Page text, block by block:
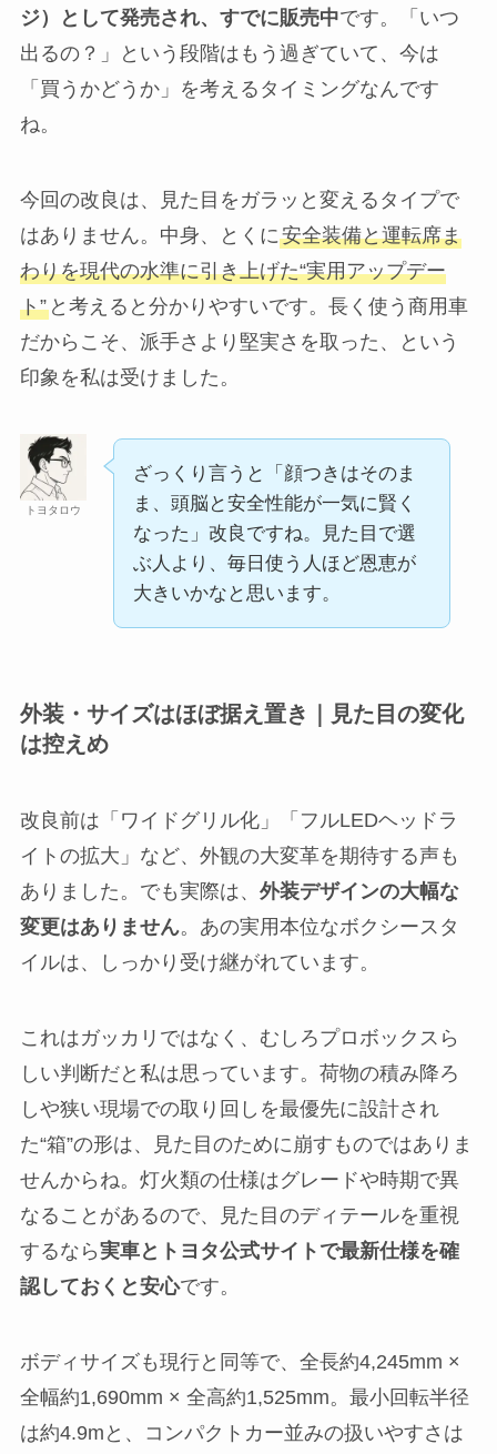
ジ）として発売され、すでに販売中です。「いつ
出るの？」という段階はもう過ぎていて、今は
「買うかどうか」を考えるタイミングなんです
ね。
今回の改良は、見た目をガラッと変えるタイプで
はありません。中身、とくに安全装備と運転席ま
わりを現代の水準に引き上げた“実用アップデー
ト”と考えると分かりやすいです。長く使う商用車
だからこそ、派手さより堅実さを取った、という
印象を私は受けました。
トヨタロウ
ざっくり言うと「顔つきはそのま
ま、頭脳と安全性能が一気に賢く
なった」改良ですね。見た目で選
ぶ人より、毎日使う人ほど恩恵が
大きいかなと思います。
外装・サイズはほぼ据え置き｜見た目の変化
は控えめ
改良前は「ワイドグリル化」「フルLEDヘッドラ
イトの拡大」など、外観の大変革を期待する声も
ありました。でも実際は、 外装デザインの大幅な
変更はありません。あの実用本位なボクシースタ
イルは、しっかり受け継がれています。
これはガッカリではなく、むしろプロボックスら
しい判断だと私は思っています。荷物の積み降ろ
しや狭い現場での取り回しを最優先に設計され
た“箱”の形は、見た目のために崩すものではありま
せんからね。灯火類の仕様はグレードや時期で異
なることがあるので、見た目のディテールを重視
するなら実車とトヨタ公式サイトで最新仕様を確
認しておくと安心です。
ボディサイズも現行と同等で、全長約4,245mm ×
全幅約1,690mm × 全高約1,525mm。最小回転半径
は約4.9mと、コンパクトカー並みの扱いやすさは